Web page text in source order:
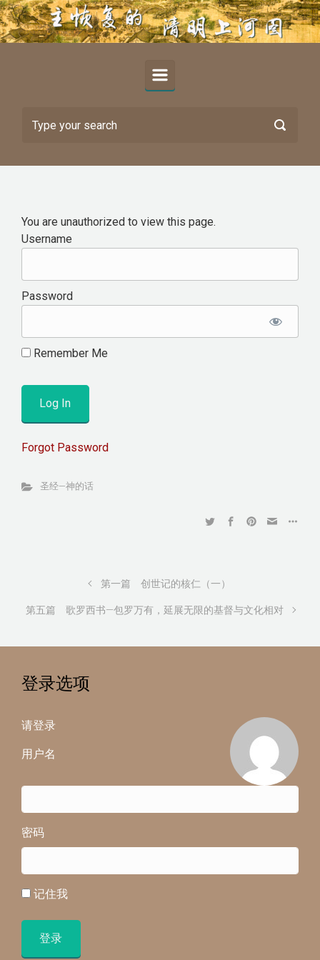
Skip to main content
You are unauthorized to view this page.
Username
Password
Remember Me
Forgot Password
圣经—神的话
第一篇 创世记的核仁（一）
第五篇 歌罗西书—包罗万有，延展无限的基督与文化相对
登录选项
请登录
用户名
密码
记住我